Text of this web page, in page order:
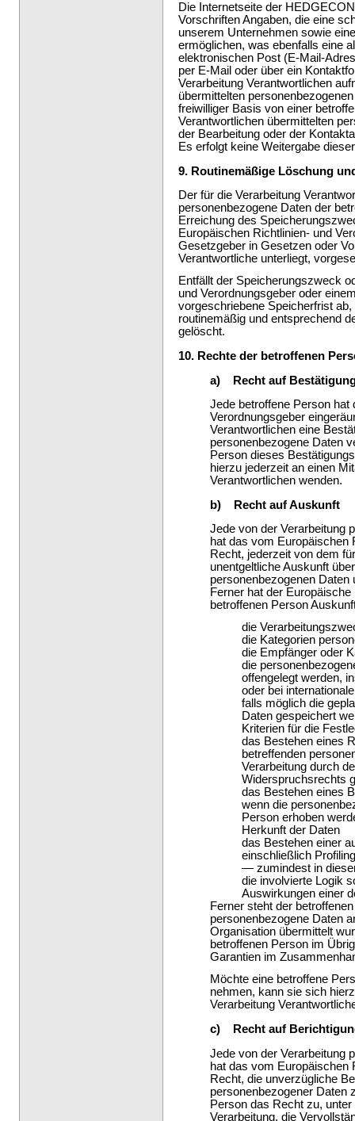
Die Internetseite der
Vorschriften Angaben, die eine
unserem Unternehmen sowie
ermöglichen, was ebenfalls eine
elektronischen Post (E-Mail-
per E-Mail oder über ein
Verarbeitung Verantwortlichen
übermittelten
freiwilliger Basis von einer
Verantwortlichen übermittelten
der Bearbeitung oder der
Es erfolgt keine Weitergabe
9. Routinemäßige Löschung
Der für die Verarbeitung
personenbezogene Daten der
Erreichung des
Europäischen Richtlinien- und
Gesetzgeber in Gesetzen oder
Verantwortliche unterliegt,
Entfällt der Speicherungszweck
und Verordnungsgeber oder
vorgeschriebene Speicherfrist
routinemäßig und entsprechend
gelöscht.
10. Rechte der betroffenen
a) Recht auf
Jede betroffene Person
Verordnungsgeber
Verantwortlichen eine
personenbezogene Daten
Person dieses
hierzu jederzeit an einen
Verantwortlichen wenden.
b) Recht auf Auskunft
Jede von der Verarbeitung
hat das vom Europäischen
Recht, jederzeit von dem
unentgeltliche Auskunft
personenbezogenen Daten
Ferner hat der
betroffenen Person
die
die Kategorien
die Empfänger oder
die
offengelegt werden,
oder bei
falls möglich die
Daten gespeichert
Kriterien für die
das Bestehen eines
betreffenden
Verarbeitung durch
Widerspruchsrechts
das Bestehen eines
wenn die
Person erhoben
Herkunft der Daten
das Bestehen einer
einschließlich
— zumindest in
die involvierte Logik
Auswirkungen einer
Ferner steht der
personenbezogene Daten
Organisation übermittelt
betroffenen Person im
Garantien im
Möchte eine betroffene
nehmen, kann sie sich
Verarbeitung
c) Recht auf
Jede von der Verarbeitung
hat das vom Europäischen
Recht, die unverzügliche
personenbezogener Daten
Person das Recht zu,
Verarbeitung, die